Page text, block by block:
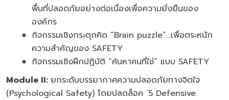
พื้นที่ปลอดภัยอย่างต่อเนื่องเพื่อความยั่งยืนของ
องค์กร
กิจกรรมเชิงกระตุกคิด “Brain puzzle”…เพื่อตระหนัก
ความสำคัญของ SAFETY
กิจกรรมเชิงฝึกปฏิบัติ “ค้นหาคนที่ใช่” แบบ SAFETY
Module II: ยกระดับบรรยากาศความปลอดภัยทางจิตใจ
(Psychological Safety) โดยปลดล็อค ‘5 Defensive